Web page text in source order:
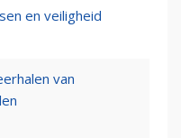
en veiligheid
van